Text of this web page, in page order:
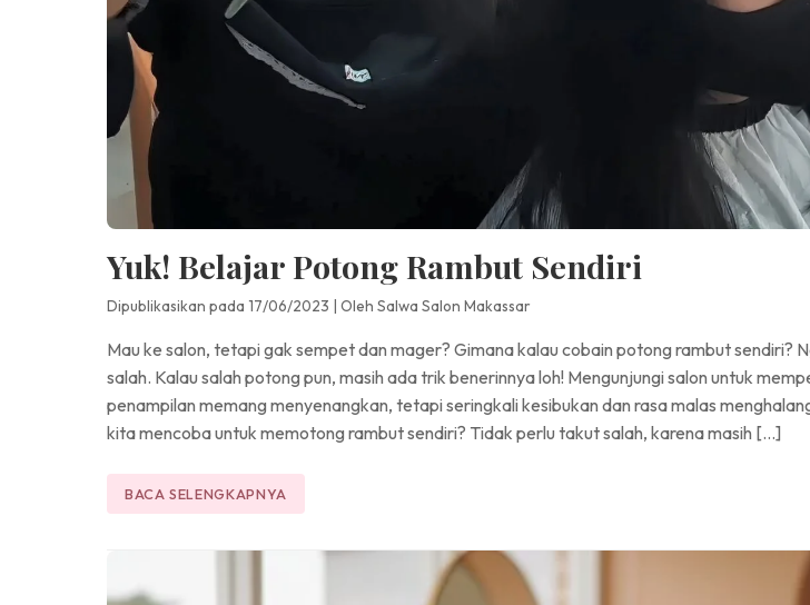
Yuk! Belajar Potong Rambut Sendiri
Dipublikasikan pada 17/06/2023 | Oleh Salwa Salon Makassar
Mau ke salon, tetapi gak sempet dan mager? Gimana kalau cobain potong rambut sendiri?
salah. Kalau salah potong pun, masih ada trik benerinnya loh! Mengunjungi salon untuk
penampilan memang menyenangkan, tetapi seringkali kesibukan dan rasa malas
kita mencoba untuk memotong rambut sendiri? Tidak perlu takut salah, karena masih […]
BACA SELENGKAPNYA